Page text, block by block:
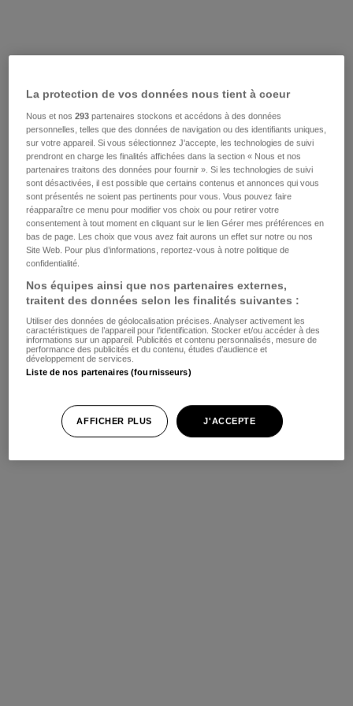
La protection de vos données nous tient à coeur
Nous et nos293 partenaires stockons et accédons à des données
personnelles, telles que des données de navigation ou des identifiants uniques,
sur votre appareil. Si vous sélectionnez J'accepte, les technologies de suivi
prendront en charge les finalités affichées dans la section « Nous et nos
partenaires traitons des données pour fournir ». Si les technologies de suivi
sont désactivées, il est possible que certains contenus et annonces qui vous
sont présentés ne soient pas pertinents pour vous. Vous pouvez faire
réapparaître ce menu pour modifier vos choix ou pour retirer votre
consentement à tout moment en cliquant sur le lien Gérer mes préférences en
bas de page. Les choix que vous avez fait aurons un effet sur notre ou nos
Site Web. Pour plus d’informations, reportez-vous à notre politique de
confidentialité.
Nos équipes ainsi que nos partenaires externes,
traitent des données selon les finalités suivantes :
Utiliser des données de géolocalisation précises. Analyser activement les
caractéristiques de l’appareil pour l’identification. Stocker et/ou accéder à des
informations sur un appareil. Publicités et contenu personnalisés, mesure de
performance des publicités et du contenu, études d’audience et
développement de services.
Liste de nos partenaires (fournisseurs)
AFFICHER PLUS J'ACCEPTE